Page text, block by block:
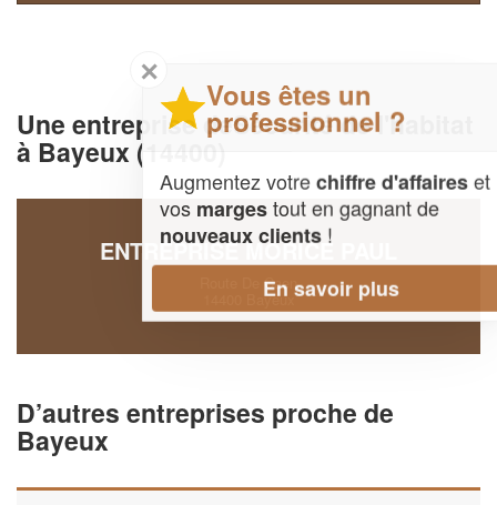
Une entreprise deSécurité de l'habitat
à Bayeux (14400)
ENTREPRISE MORICE PAUL
Route De Caen
14400 Bayeux
D’autres entreprises proche de
Bayeux
Vous êtes un
professionnel ?
Augmentez votrechiffre d'affaireset
vosmargestout en gagnant de
nouveaux clients!
En savoir plus